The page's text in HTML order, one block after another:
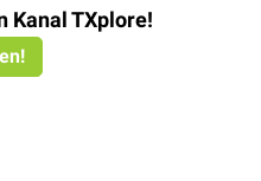
Kanal TXplore!